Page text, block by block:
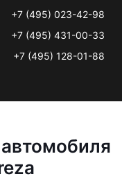
+7 (495) 023-42-98
+7 (495) 431-00-33
+7 (495) 128-01-88